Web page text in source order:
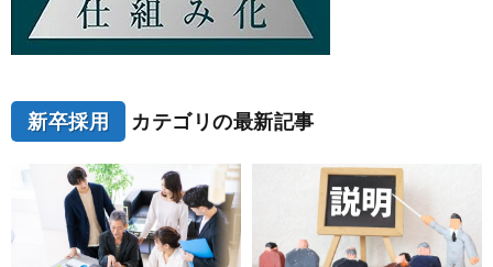
新卒採用 カテゴリの最新記事